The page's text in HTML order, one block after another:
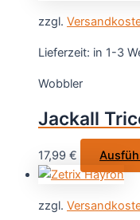
zzgl.
Lieferzeit: in 1-3
Wobbler
Jackall
17,99 €
zzgl.